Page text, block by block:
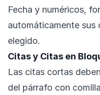
Fecha y numéricos,
automáticamente sus
elegido.
Citas y Citas en
Las citas cortas
del párrafo con